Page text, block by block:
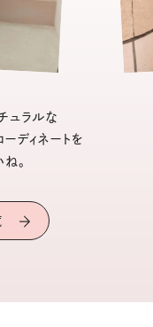
ュラルな
ディネートを
。